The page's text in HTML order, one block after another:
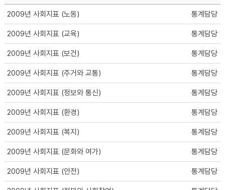
2009년 사회지표 (노동) 통계담당
2009년 사회지표 (교육) 통계담당
2009년 사회지표 (보건) 통계담당
2009년 사회지표 (주거와 교통) 통계담당
2009년 사회지표 (정보와 통신) 통계담당
2009년 사회지표 (환경) 통계담당
2009년 사회지표 (복지) 통계담당
2009년 사회지표 (문화와 여가) 통계담당
2009년 사회지표 (안전) 통계담당